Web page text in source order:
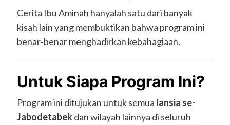
Cerita Ibu Aminah hanyalah satu dari banyak
kisah lain yang membuktikan bahwa program ini
benar-benar menghadirkan kebahagiaan.
Untuk Siapa Program Ini?
Program ini ditujukan untuk semua lansia se-
Jabodetabekdan wilayah lainnya di seluruh